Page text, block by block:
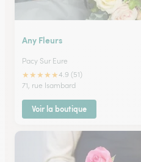
Any Fleurs
Pacy Sur Eure
★★★★★4.9 (51)
71, rue Isambard
Voir la boutique